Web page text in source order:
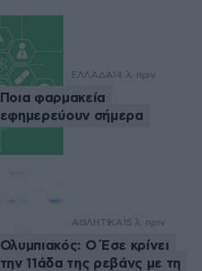
ΕΛΛΑΔΑ 14 λ. πριν
Ποια φαρμακεία
εφημερεύουν σήμερα
ΑΘΛΗΤΙΚΑ 15 λ. πριν
Ολυμπιακός: Ο Έσε κρίνει
την 11άδα της ρεβάνς με τη